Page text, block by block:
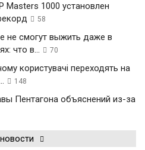
Masters 1000 установлен
58
не смогут выжить даже в
что в...
70
користувачі переходять на
148
Пентагона объяснений из-за